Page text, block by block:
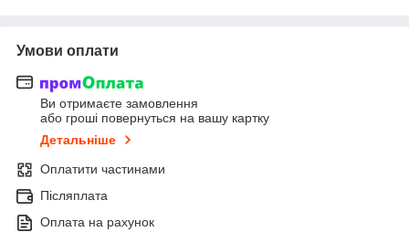
Умови оплати
Ви отримаєте замовлення
або гроші повернуться на вашу картку
Детальніше
Оплатити частинами
Післяплата
Оплата на рахунок